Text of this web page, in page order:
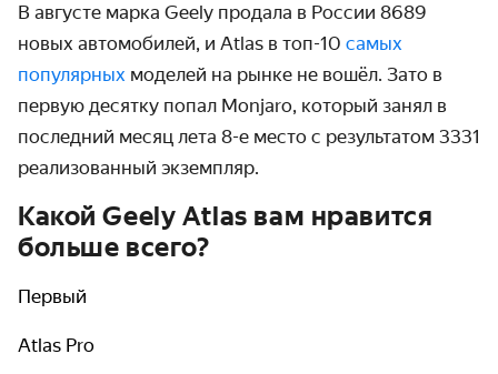
В августе марка Geely продала в России 8689
новых автомобилей, и Atlas в топ-10 самых
популярных моделей на рынке не вошёл. Зато в
первую десятку попал Monjaro, который занял в
последний месяц лета 8-е место с результатом 3331
реализованный экземпляр.
Какой Geely Atlas вам нравится
больше всего?
Первый
Atlas Pro